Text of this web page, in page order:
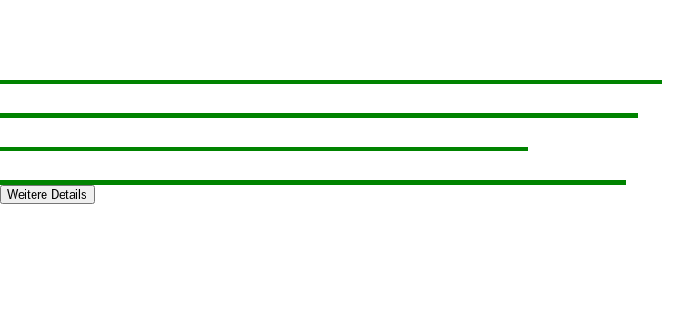
Weitere Details